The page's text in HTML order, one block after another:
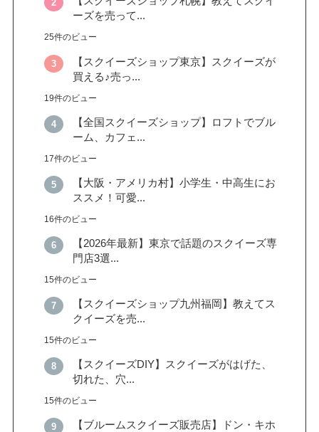
ーズを売って...
25件のビュー
【スクイーズショップ東京】スクイーズが
買える♪売っ...
19件のビュー
【全国スクイーズショップ】ロフトでブル
ーム、カフェ...
17件のビュー
【大阪・アメリカ村】小学生・中高生にお
ススメ！可愛...
16件のビュー
【2026年最新】東京で話題のスクイーズ専
門店3選...
15件のビュー
【スクイーズショップ九州福岡】教えてス
クイーズを売...
15件のビュー
【スクイーズDIY】スクイーズがはげた、
切れた、穴...
15件のビュー
【ブルームスクイーズ販売店】ドン・キホ